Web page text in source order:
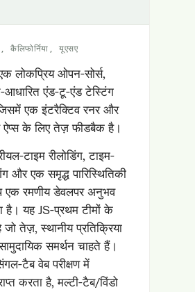
कैलिफोर्निया, यूएसए
लोकप्रिय ओपन-सोर्स,
आधारित एंड-टू-एंड टेस्टिंग
एक इंटरैक्टिव रनर और
के लिए तेज़ फीडबैक है।
टाइम रीलोडिंग, टाइम-
और एक समृद्ध पारिस्थितिकी
रमणीय डेवलपर अनुभव
है। यह JS-प्रथम टीमों के
तेज़, स्थानीय प्रतिक्रिया
समर्थन चाहते हैं।
टैब वेब परीक्षण में
करता है, मल्टी-टैब/विंडो